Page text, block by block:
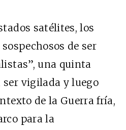
satélites, los
de ser
una quinta
ser vigilada y luego
de la Guerra fría,
para la